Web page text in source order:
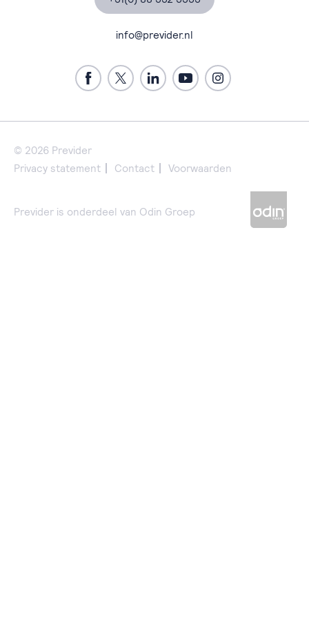
info@previder.nl
© 2026 Previder
Privacy statement
Contact Voorwaarden
Previder is onderdeel van Odin Groep